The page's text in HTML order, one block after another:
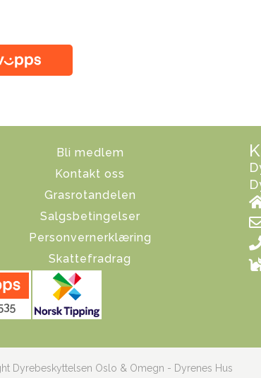
Bli medlem
Kontakt oss
Grasrotandelen
Salgsbetingelser
Personvernerklæring
Skattefradrag
Dyrebeskyttelsen Oslo & Omegn - Dyrenes Hus